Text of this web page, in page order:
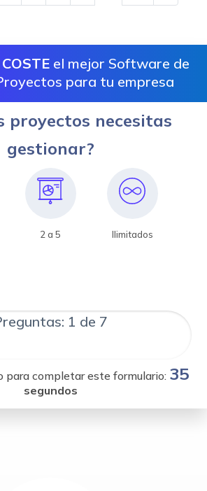
el mejor Software de
para tu empresa
proyectos necesitas
gestionar?
2 a 5 Ilimitados
1 de 7
para completar este formulario: 35
segundos